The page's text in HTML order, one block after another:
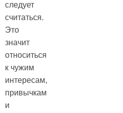
следует
считаться.
Это
значит
относиться
к чужим
интересам,
привычкам
и